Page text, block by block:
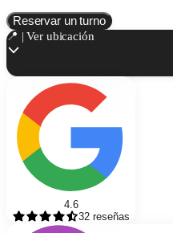
Reservar un turno
📍 | Ver ubicación
4.6
32 reseñas